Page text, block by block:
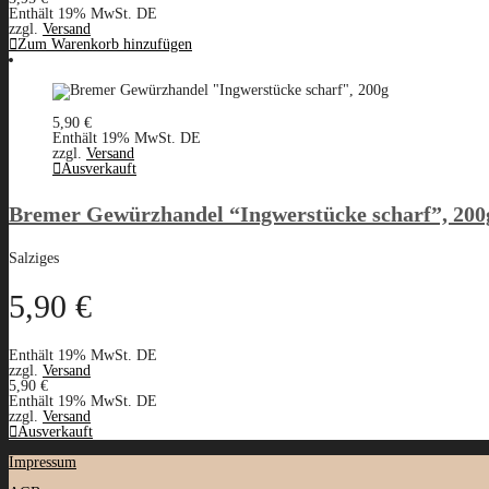
Enthält 19% MwSt. DE
zzgl. Versand
Zum Warenkorb hinzufügen
5,90 €
Enthält 19% MwSt. DE
zzgl. Versand
Ausverkauft
Bremer Gewürzhandel “Ingwerstücke scharf”,
Salziges
5,90 €
Enthält 19% MwSt. DE
zzgl. Versand
5,90 €
Enthält 19% MwSt. DE
zzgl. Versand
Ausverkauft
Impressum